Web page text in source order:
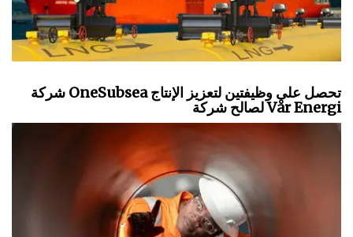
شركة OneSubsea تحصل على وظيفتين لتعزيز الإنتاج
لصالح شركة Vår Energi